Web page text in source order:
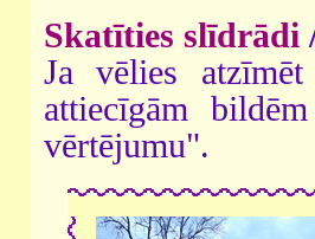
Skatīties slīdrādi
Ja vēlies
attiecīgām
vērtējumu".